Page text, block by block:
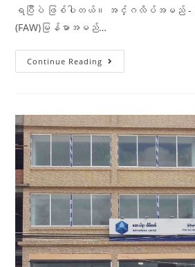
ရပြီပဲ ဖြစ်ပါတယ်။ အင်္ဂလိပ်အမည် -
(FAW)မြန်မာအမည်…
Continue Reading